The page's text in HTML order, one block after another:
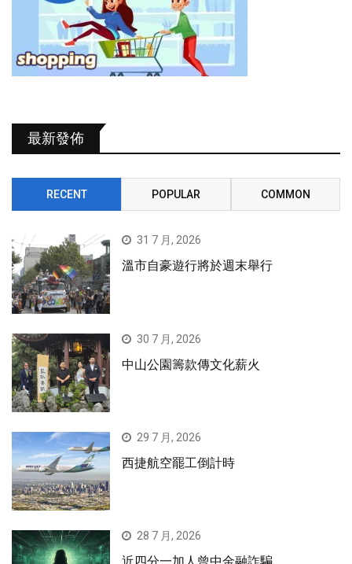
最新發佈
RECENT POPULAR COMMON
31 7 月, 2026
溫市自豪遊行將於週末舉行
30 7 月, 2026
中山公園籌款傳文化薪火
29 7 月, 2026
西捷航空罷工倒計時
28 7 月, 2026